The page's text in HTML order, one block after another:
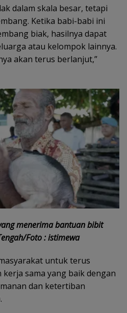
dalam skala besar, tetapi
Ketika babi-babi ini
biak, hasilnya dapat
atau kelompok lainnya.
akan terus berlanjut,”
menerima bantuan bibit
Foto : istimewa
untuk terus
sama yang baik dengan
dan ketertiban